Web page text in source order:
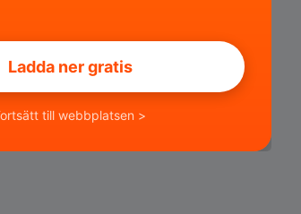
Ladda ner gratis
till webbplatsen >